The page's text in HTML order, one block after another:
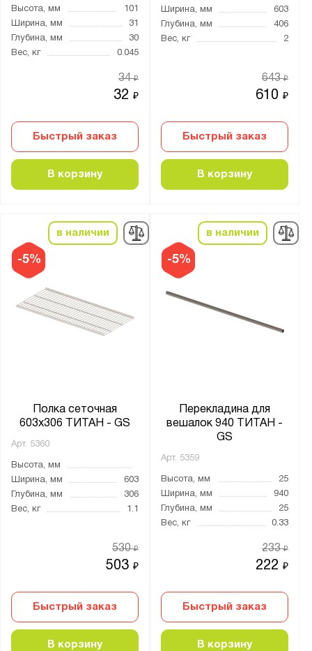
Высота, мм
101
Ширина, мм
31
Глубина, мм
30
Вес, кг
0.045
32₽
34₽
Быстрый заказ
В корзину
Ширина, мм
603
Глубина, мм
406
Вес, кг
2
610₽
643₽
Быстрый заказ
В корзину
-5%
в наличии
Полка сеточная
603х306 ТИТАН - GS
Арт. 5360
Высота, мм
Ширина, мм
603
Глубина, мм
306
Вес, кг
1.1
503₽
530₽
Быстрый заказ
В корзину
-5%
в наличии
Перекладина для
вешалок 940 ТИТАН -
GS
Арт. 5359
Высота, мм
25
Ширина, мм
940
Глубина, мм
25
Вес, кг
0.33
222₽
233₽
Быстрый заказ
В корзину